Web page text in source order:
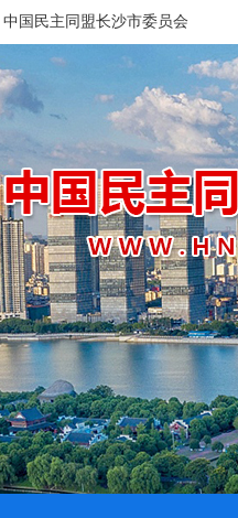
中国民主同盟长沙市委员会